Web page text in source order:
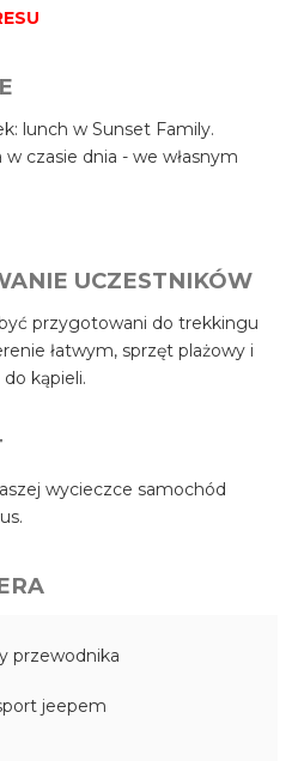
lunch w Sunset Family.
czasie dnia - we własnym
UCZESTNIKÓW
przygotowani do trekkingu
łatwym, sprzęt plażowy i
kąpieli.
wycieczce samochód
przewodnika
jeepem